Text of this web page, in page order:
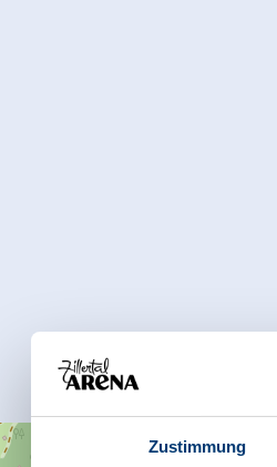
Zustimmung